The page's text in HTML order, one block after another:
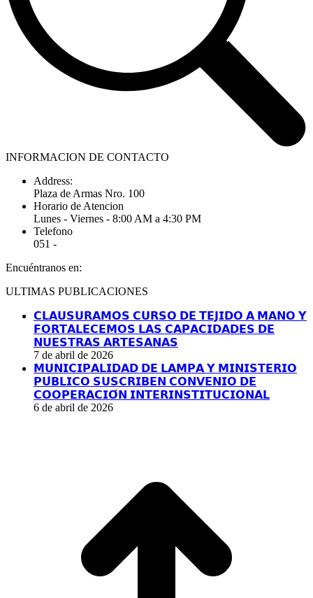
INFORMACION DE CONTACTO
Address:
Plaza de Armas Nro. 100
Horario de Atencion
Lunes - Viernes - 8:00 AM a 4:30 PM
Telefono
051 -
Encuéntranos en:
Facebook
opens
window
YouTube
opens
window
Linkedin
opens
window
Instagram
opens
window
ULTIMAS PUBLICACIONES
𝗖𝗟𝗔𝗨𝗦𝗨𝗥𝗔𝗠𝗢𝗦 𝗖𝗨𝗥𝗦𝗢 𝗗𝗘 𝗧𝗘𝗝𝗜𝗗𝗢 𝗔 𝗠𝗔𝗡𝗢 𝗬
𝗙𝗢𝗥𝗧𝗔𝗟𝗘𝗖𝗘𝗠𝗢𝗦 𝗟𝗔𝗦 𝗖𝗔𝗣𝗔𝗖𝗜𝗗𝗔𝗗𝗘𝗦 𝗗𝗘
𝗡𝗨𝗘𝗦𝗧𝗥𝗔𝗦 𝗔𝗥𝗧𝗘𝗦𝗔𝗡𝗔𝗦
7 de abril de 2026
𝗠𝗨𝗡𝗜𝗖𝗜𝗣𝗔𝗟𝗜𝗗𝗔𝗗 𝗗𝗘 𝗟𝗔𝗠𝗣𝗔 𝗬 𝗠𝗜𝗡𝗜𝗦𝗧𝗘𝗥𝗜𝗢
𝗣𝗨́𝗕𝗟𝗜𝗖𝗢 𝗦𝗨𝗦𝗖𝗥𝗜𝗕𝗘𝗡 𝗖𝗢𝗡𝗩𝗘𝗡𝗜𝗢 𝗗𝗘
𝗖𝗢𝗢𝗣𝗘𝗥𝗔𝗖𝗜𝗢́𝗡 𝗜𝗡𝗧𝗘𝗥𝗜𝗡𝗦𝗧𝗜𝗧𝗨𝗖𝗜𝗢𝗡𝗔𝗟
6 de abril de 2026